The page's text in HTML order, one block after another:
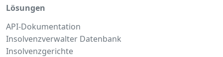
Lösungen
API-Dokumentation
Insolvenzverwalter Datenbank
Insolvenzgerichte